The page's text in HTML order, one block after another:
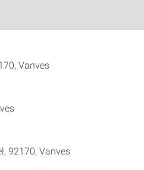
Vanves
92170, Vanves